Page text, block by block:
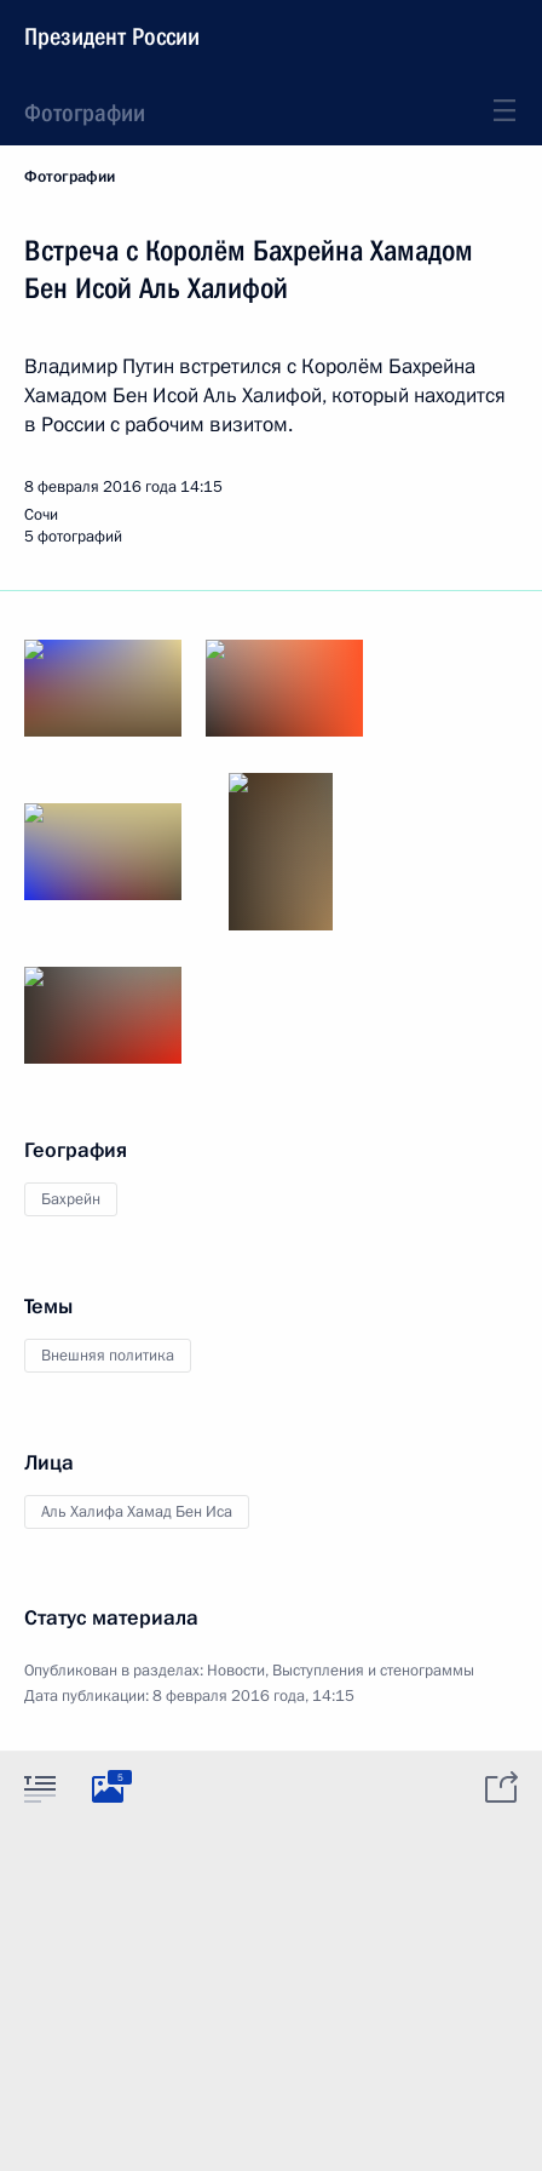
Президент России
Фотографии
Фотографии
Встреча с Королём Бахрейна Хамадом
Бен Исой Аль Халифой
Владимир Путин встретился с Королём Бахрейна
Хамадом Бен Исой Аль Халифой, который находится
в России с рабочим визитом.
8 февраля 2016 года 14:15
Сочи
5 фотографий
География
Бахрейн
Темы
Внешняя политика
Лица
Аль Халифа Хамад Бен Иса
Статус материала
Опубликован в разделах: Новости, Выступления и стенограммы
Дата публикации:8 февраля 2016 года, 14:15
5